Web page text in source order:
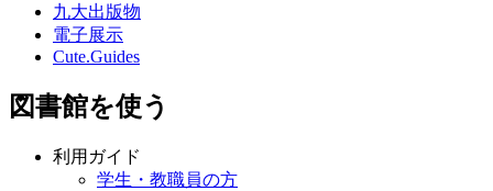
九大出版物
電子展示
Cute.Guides
図書館を使う
利用ガイド
学生・教職員の方